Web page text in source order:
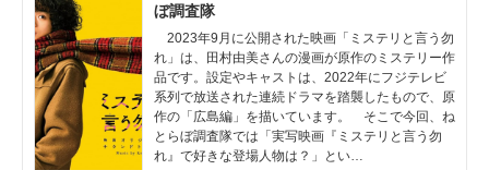
企業ITのトレンドを詳説
経営リーダーのコミュニティ
マーケ×ITの今がよく分かる
ぼ調査隊
2023年9月に公開された映画「ミステリと言う勿
れ」は、田村由美さんの漫画が原作のミステリー作
品です。設定やキャストは、2022年にフジテレビ
系列で放送された連続ドラマを踏襲したもので、原
作の「広島編」を描いています。 そこで今回、ね
とらぼ調査隊では「実写映画『ミステリと言う勿
れ』で好きな登場人物は？」とい…